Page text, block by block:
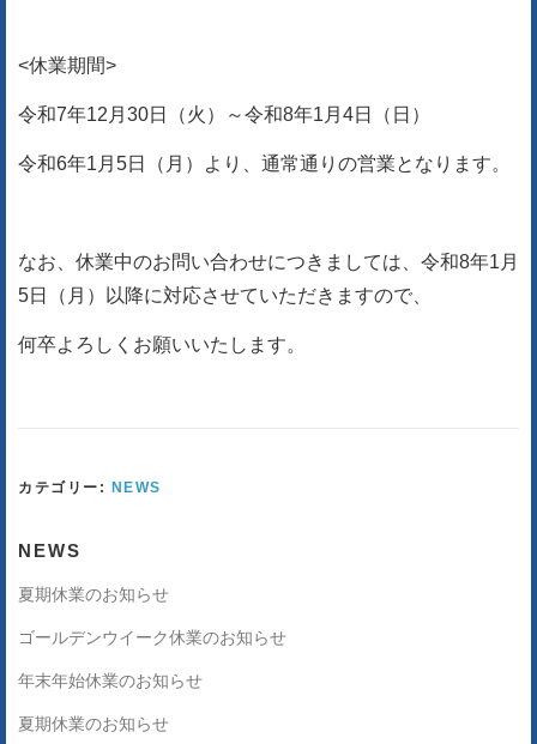
<休業期間>
令和7年12月30日（火）～令和8年1月4日（日）
令和6年1月5日（月）より、通常通りの営業となります。
なお、休業中のお問い合わせにつきましては、令和8年1月
5日（月）以降に対応させていただきますので、
何卒よろしくお願いいたします。
カテゴリー: NEWS
NEWS
夏期休業のお知らせ
ゴールデンウイーク休業のお知らせ
年末年始休業のお知らせ
夏期休業のお知らせ